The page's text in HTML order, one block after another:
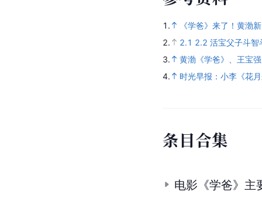
1.
《学爸》来了！黄渤
2.
2.1 2.2 活宝父子斗
3.
黄渤《学爸》、王宝
4.
时光早报：小李《花
条目合集
电影《学爸》主